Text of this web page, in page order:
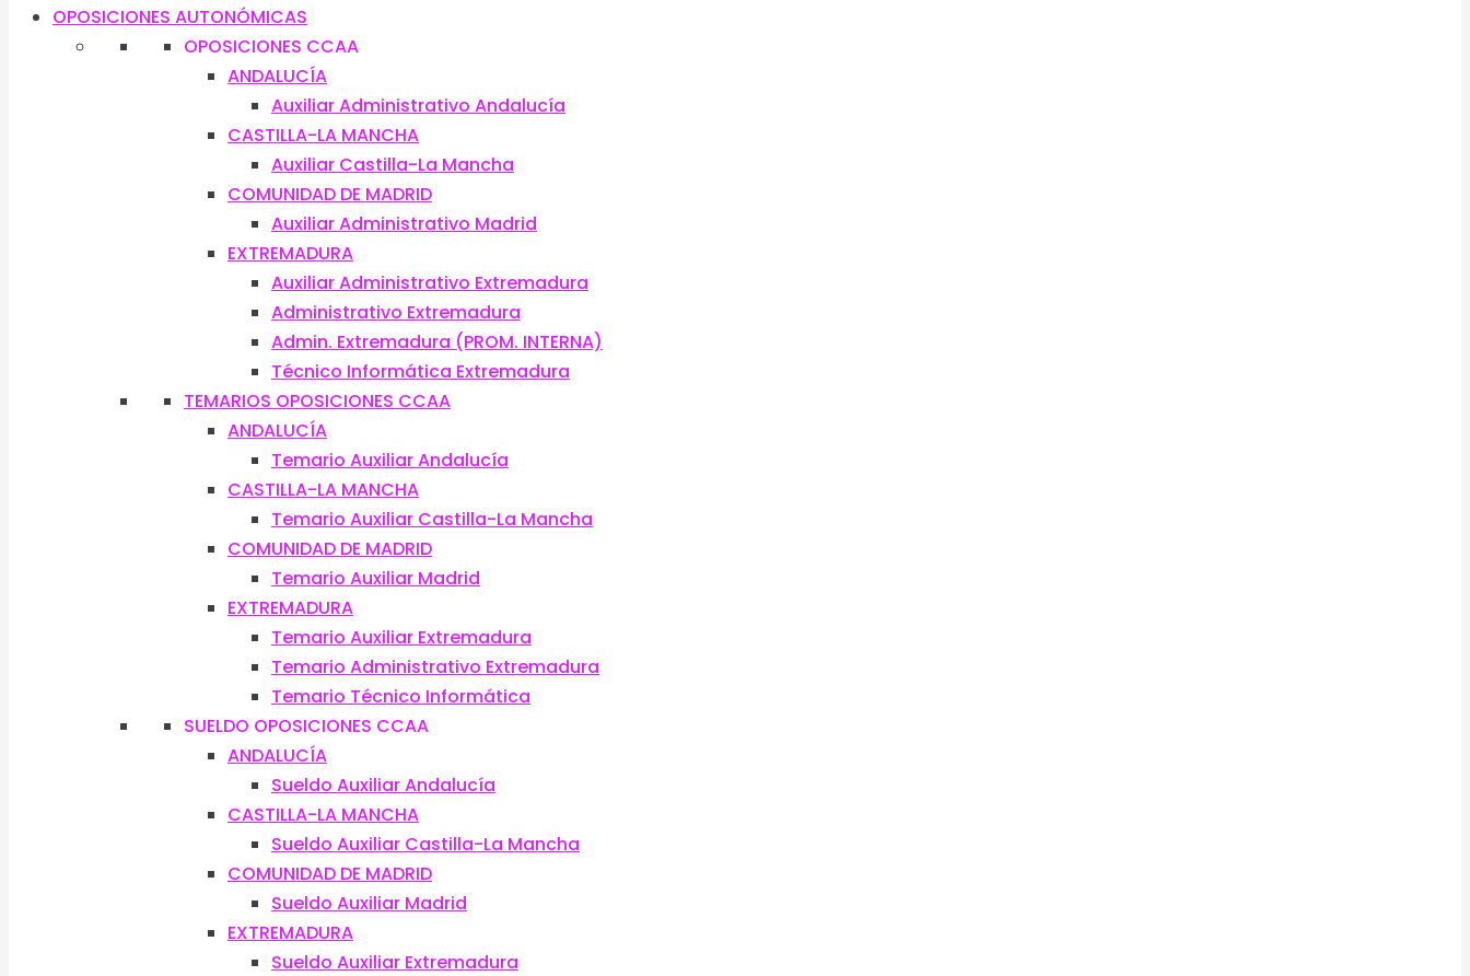
OPOSICIONES AUTONÓMICAS
OPOSICIONES CCAA
ANDALUCÍA
Auxiliar Administrativo Andalucía
CASTILLA-LA MANCHA
Auxiliar Castilla-La Mancha
COMUNIDAD DE MADRID
Auxiliar Administrativo Madrid
EXTREMADURA
Auxiliar Administrativo Extremadura
Administrativo Extremadura
Admin. Extremadura (PROM. INTERNA)
Técnico Informática Extremadura
TEMARIOS OPOSICIONES CCAA
ANDALUCÍA
Temario Auxiliar Andalucía
CASTILLA-LA MANCHA
Temario Auxiliar Castilla-La Mancha
COMUNIDAD DE MADRID
Temario Auxiliar Madrid
EXTREMADURA
Temario Auxiliar Extremadura
Temario Administrativo Extremadura
Temario Técnico Informática
SUELDO OPOSICIONES CCAA
ANDALUCÍA
Sueldo Auxiliar Andalucía
CASTILLA-LA MANCHA
Sueldo Auxiliar Castilla-La Mancha
COMUNIDAD DE MADRID
Sueldo Auxiliar Madrid
EXTREMADURA
Sueldo Auxiliar Extremadura